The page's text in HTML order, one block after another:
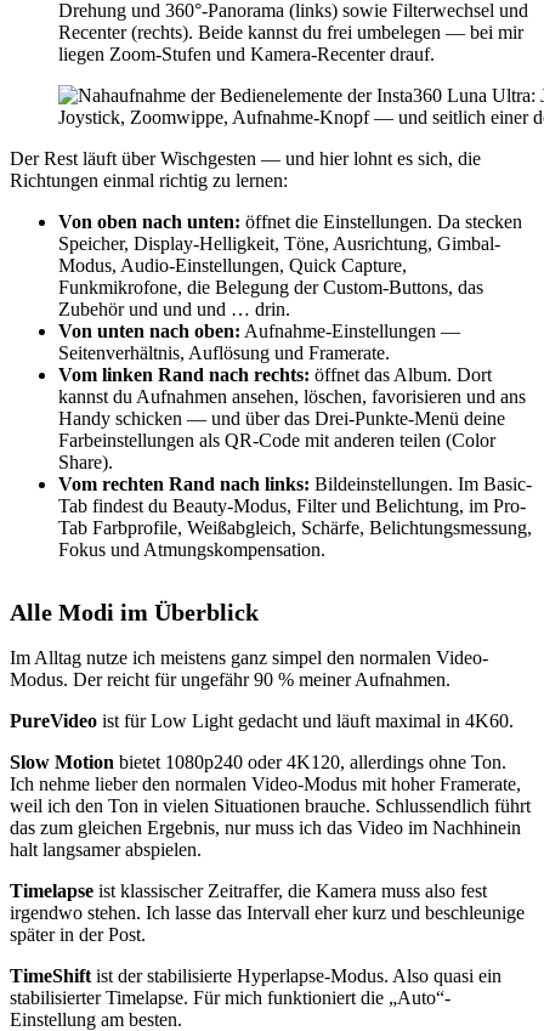
Drehung und 360°-Panorama (links) sowie Filterwechsel und
Recenter (rechts). Beide kannst du frei umbelegen — bei mir
liegen Zoom-Stufen und Kamera-Recenter drauf.
Joystick, Zoomwippe, Aufnahme-Knopf — und seitlich einer
Der Rest läuft über Wischgesten — und hier lohnt es sich, die
Richtungen einmal richtig zu lernen:
Von oben nach unten: öffnet die Einstellungen. Da stecken
Speicher, Display-Helligkeit, Töne, Ausrichtung, Gimbal-
Modus, Audio-Einstellungen, Quick Capture,
Funkmikrofone, die Belegung der Custom-Buttons, das
Zubehör und und und … drin.
Von unten nach oben: Aufnahme-Einstellungen —
Seitenverhältnis, Auflösung und Framerate.
Vom linken Rand nach rechts: öffnet das Album. Dort
kannst du Aufnahmen ansehen, löschen, favorisieren und ans
Handy schicken — und über das Drei-Punkte-Menü deine
Farbeinstellungen als QR-Code mit anderen teilen (Color
Share).
Vom rechten Rand nach links: Bildeinstellungen. Im Basic-
Tab findest du Beauty-Modus, Filter und Belichtung, im Pro-
Tab Farbprofile, Weißabgleich, Schärfe, Belichtungsmessung,
Fokus und Atmungskompensation.
Alle Modi im Überblick
Im Alltag nutze ich meistens ganz simpel den normalen Video-
Modus. Der reicht für ungefähr 90 % meiner Aufnahmen.
PureVideo ist für Low Light gedacht und läuft maximal in 4K60.
Slow Motion bietet 1080p240 oder 4K120, allerdings ohne Ton.
Ich nehme lieber den normalen Video-Modus mit hoher Framerate,
weil ich den Ton in vielen Situationen brauche. Schlussendlich führt
das zum gleichen Ergebnis, nur muss ich das Video im Nachhinein
halt langsamer abspielen.
Timelapse ist klassischer Zeitraffer, die Kamera muss also fest
irgendwo stehen. Ich lasse das Intervall eher kurz und beschleunige
später in der Post.
TimeShift ist der stabilisierte Hyperlapse-Modus. Also quasi ein
stabilisierter Timelapse. Für mich funktioniert die „Auto“-
Einstellung am besten.